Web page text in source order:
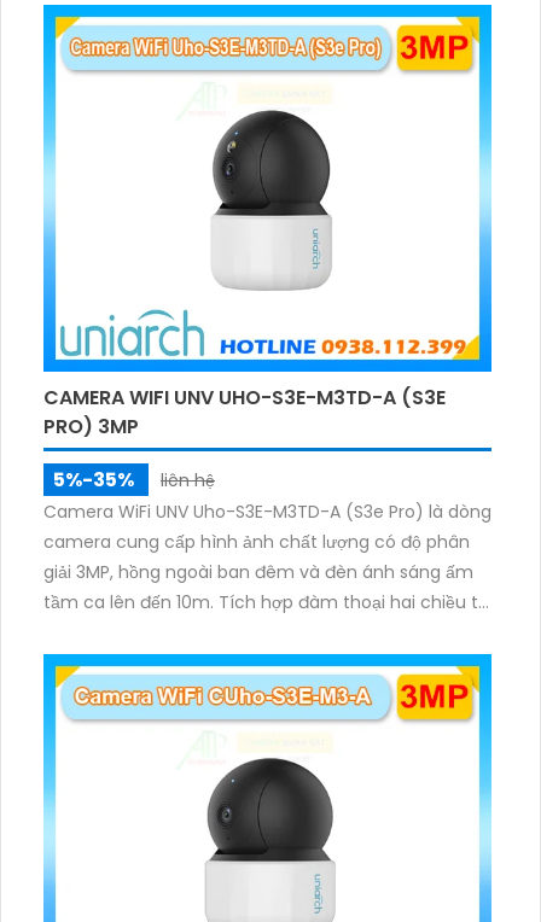
sáng ấm lên đến 10m.
CAMERA WIFI UNV UHO-S3E-M3TD-A (S3E
PRO) 3MP
5%-35%
liên hệ
Camera WiFi UNV Uho-S3E-M3TD-A (S3e Pro) là dòng
camera cung cấp hình ảnh chất lượng có độ phân
giải 3MP, hồng ngoài ban đêm và đèn ánh sáng ấm
tầm ca lên đến 10m. Tích hợp đàm thoại hai chiều to